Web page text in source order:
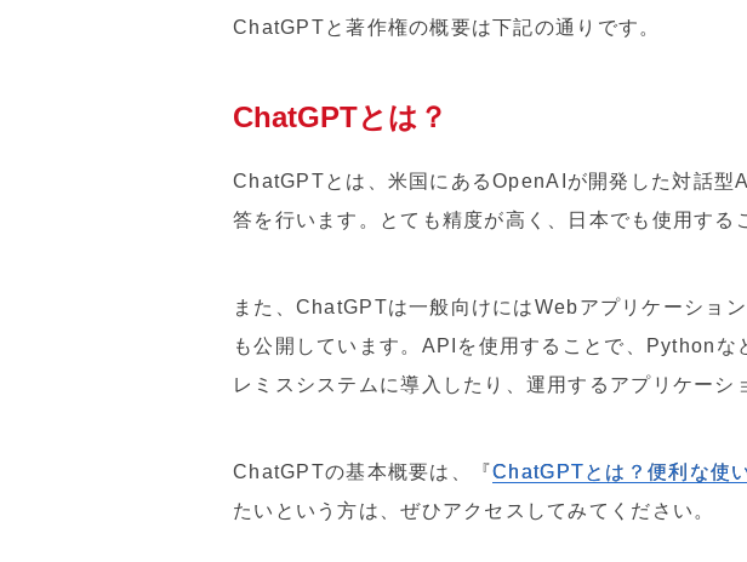
ChatGPTと著作権の概要は下記の通りです。
ChatGPTとは？
ChatGPTとは、米国にあるOpenAIが開発した対話型
答を行います。とても精度が高く、日本でも使用する
また、ChatGPTは一般向けにはWebアプリケーショ
も公開しています。APIを使用することで、Python
レミスシステムに導入したり、運用するアプリケーシ
ChatGPTの基本概要は、『ChatGPTとは？便利な使
たいという方は、ぜひアクセスしてみてください。